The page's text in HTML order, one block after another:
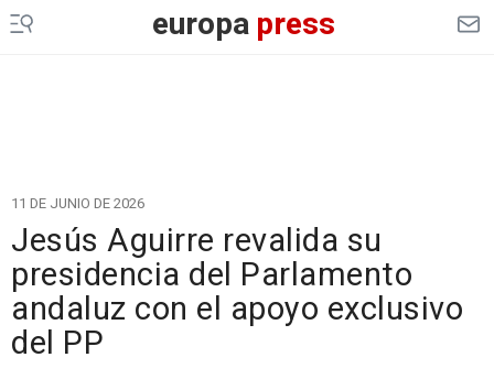
europapress
11 DE JUNIO DE 2026
Jesús Aguirre revalida su
presidencia del Parlamento
andaluz con el apoyo exclusivo
del PP